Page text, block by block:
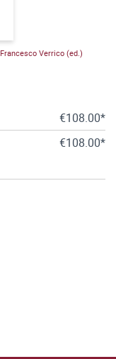
Francesco Verrico (ed.)
€108.00*
€108.00*